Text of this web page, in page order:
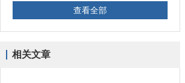
查看全部
相关文章